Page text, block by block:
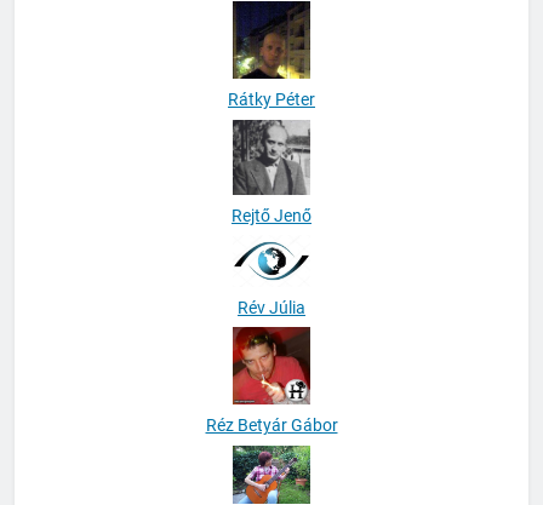
Rátky Péter
Rév Júlia
Réz Betyár Gábor